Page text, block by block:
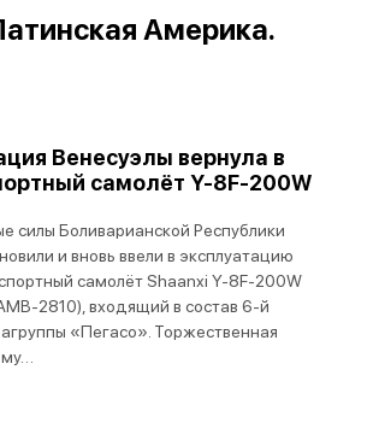
Америка.
Венесуэлы вернула в
самолёт Y-8F-200W
силы Боливарианской Республики
и вновь ввели в эксплуатацию
самолёт Shaanxi Y-8F-200W
2810), входящий в состав 6-й
«Пегасо». Торжественная